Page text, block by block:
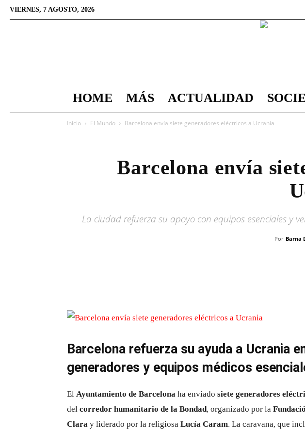
VIERNES, 7 AGOSTO, 2026
HOME MÁS ACTUALIDAD
Inicio El Mundo Barcelona envía siete generadores eléctricos a Ucrania
Barcelona envía
La ciudad refuerza su apoyo con equipos esenciales y
Por Barna
Barcelona refuerza su ayuda a Ucrania
generadores y equipos médicos
El Ayuntamiento de Barcelona ha enviado siete generadores
del corredor humanitario de la Bondad, organizado por la
Clara y liderado por la religiosa Lucía Caram. La caravana, que